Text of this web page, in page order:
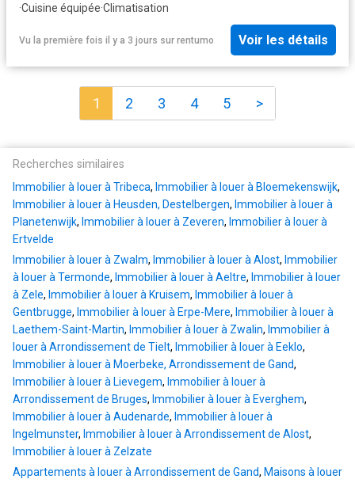
·Cuisine équipée·Climatisation
Vu la première fois il y a 3 jours sur rentumo Voir les détails
1 2 3 4 5 >
Recherches similaires
Immobilier à louer à Tribeca, Immobilier à louer à Bloemekenswijk,
Immobilier à louer à Heusden, Destelbergen, Immobilier à louer à
Planetenwijk, Immobilier à louer à Zeveren, Immobilier à louer à
Ertvelde
Immobilier à louer à Zwalm, Immobilier à louer à Alost, Immobilier
à louer à Termonde, Immobilier à louer à Aeltre, Immobilier à louer
à Zele, Immobilier à louer à Kruisem, Immobilier à louer à
Gentbrugge, Immobilier à louer à Erpe-Mere, Immobilier à louer à
Laethem-Saint-Martin, Immobilier à louer à Zwalin, Immobilier à
louer à Arrondissement de Tielt, Immobilier à louer à Eeklo,
Immobilier à louer à Moerbeke, Arrondissement de Gand,
Immobilier à louer à Lievegem, Immobilier à louer à
Arrondissement de Bruges, Immobilier à louer à Everghem,
Immobilier à louer à Audenarde, Immobilier à louer à
Ingelmunster, Immobilier à louer à Arrondissement de Alost,
Immobilier à louer à Zelzate
Appartements à louer à Arrondissement de Gand, Maisons à louer